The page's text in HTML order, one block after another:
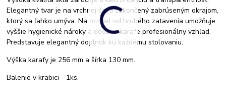
Elegantný tvar je na vrchnej časti zakončený zabrúseným okrajom,
ktorý sa ľahko umýva. Na rozdiel od hrubého zatavenia umožňuje
vyššie hygienické nároky a dodáva karafe profesionálny vzhľad.
Predstavuje elegantný doplnok ku každému stolovaniu.
Výška karafy je 256 mm a šírka 130 mm.
Balenie v krabici - 1ks.